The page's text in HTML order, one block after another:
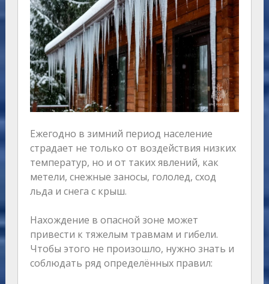
Ежегодно в зимний период население
страдает не только от воздействия низких
температур, но и от таких явлений, как
метели, снежные заносы, гололед, сход
льда и снега с крыш.
Нахождение в опасной зоне может
привести к тяжелым травмам и гибели.
Чтобы этого не произошло, нужно знать и
соблюдать ряд определённых правил: